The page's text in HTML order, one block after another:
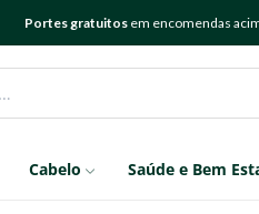
Portes gratuitos em encomendas
Cabelo Saúde e Bem